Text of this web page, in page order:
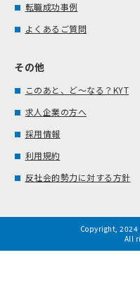
転職成功事例
よくあるご質問
その他
このあと、ど～なる？KYT
求人企業の方へ
採用情報
利用規約
反社会的勢力に対する方針
Copyright, 2024
All